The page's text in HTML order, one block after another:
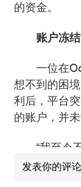
的资金。
账户冻
一位在
想不到的困
利后，平台
的账户，并
“我至今
汇友无奈表
来的资金，
发表你的评